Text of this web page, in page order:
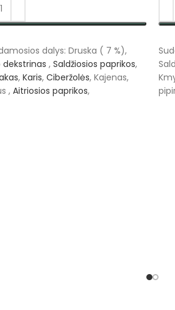
dalys: Druska ( 7 %),
dekstrinas , Saldžiosios paprikos,
, Karis, Ciberžolės, Kajenas,
, Aitriosios paprikos,